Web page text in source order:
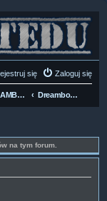
Zaloguj się
się
DREAMBOX HD Dreambox 800se
na tym forum.